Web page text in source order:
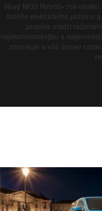
Nový MG3 Hybrid+ má
čistého elektrického pohonu
prepína medzi
najekonomickejšiu a
zmenšuje a váš úsmev